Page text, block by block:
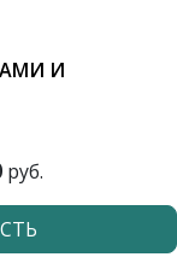
И
руб.